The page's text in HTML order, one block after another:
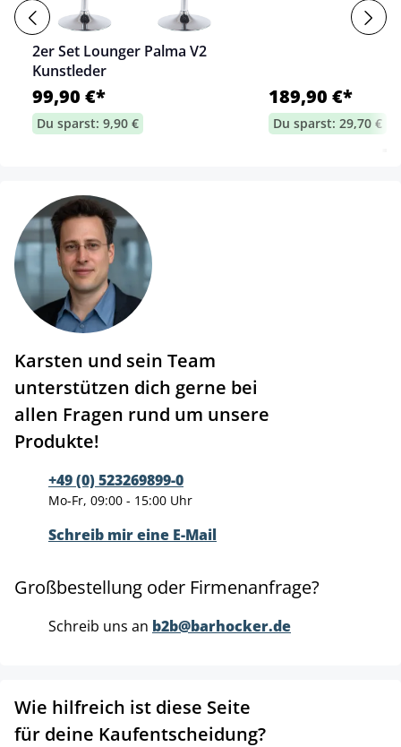
2er Set Lounger Palma V2
Kunstleder
99,90 €*
Du sparst: 9,90 €
189,90 €*
Du sparst: 29,70 €
Karsten und sein Team
unterstützen dich gerne bei
allen Fragen rund um unsere
Produkte!
+49 (0) 523269899-0
Mo-Fr, 09:00 - 15:00 Uhr
Schreib mir eine E-Mail
Großbestellung oder Firmenanfrage?
Schreib uns an b2b@barhocker.de
Wie hilfreich ist diese Seite
für deine Kaufentscheidung?